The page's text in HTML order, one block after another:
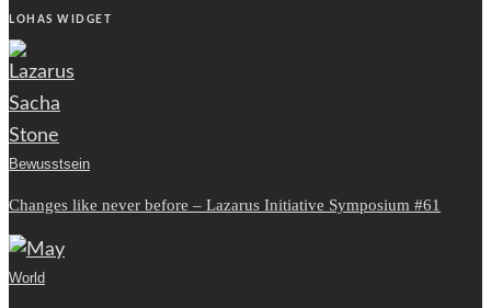
LOHAS WIDGET
Bewusstsein
Changes like never before – Lazarus Initiative Symposium #61
World